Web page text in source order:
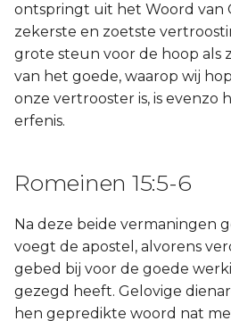
ontspringt uit het Woord van
zekerste en zoetste
grote steun voor de hoop als
van het goede, waarop wij
onze vertrooster is, is evenzo
erfenis.
Romeinen 15:5-6
Na deze beide vermaningen
voegt de apostel, alvorens
gebed bij voor de goede
gezegd heeft. Gelovige
hen gepredikte woord nat